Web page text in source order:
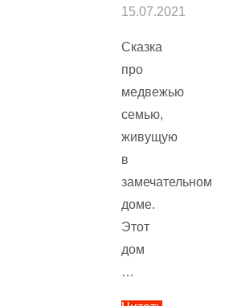
15.07.2021
Сказка
про
медвежью
семью,
живущую
в
замечательном
доме.
Этот
дом
…